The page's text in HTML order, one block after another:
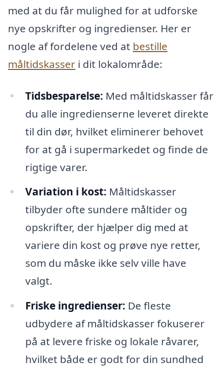
med at du får mulighed for at udforske
nye opskrifter og ingredienser. Her er
nogle af fordelene ved at bestille
måltidskasser i dit lokalområde:
Tidsbesparelse: Med måltidskasser får
du alle ingredienserne leveret direkte
til din dør, hvilket eliminerer behovet
for at gå i supermarkedet og finde de
rigtige varer.
Variation i kost: Måltidskasser
tilbyder ofte sundere måltider og
opskrifter, der hjælper dig med at
variere din kost og prøve nye retter,
som du måske ikke selv ville have
valgt.
Friske ingredienser: De fleste
udbydere af måltidskasser fokuserer
på at levere friske og lokale råvarer,
hvilket både er godt for din sundhed